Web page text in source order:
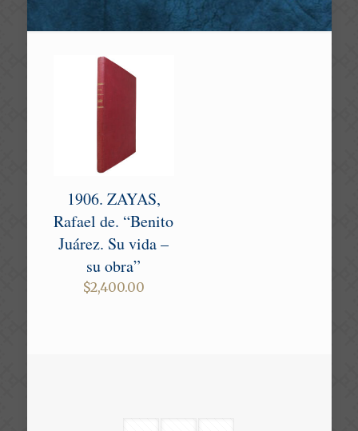
1906. ZAYAS,
Rafael de. “Benito
Juárez. Su vida –
su obra”
$2,400.00